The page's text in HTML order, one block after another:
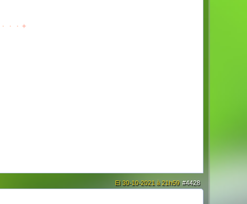
・ ・ ・ ✦
#4428
El 30-10-2021 à 21h59